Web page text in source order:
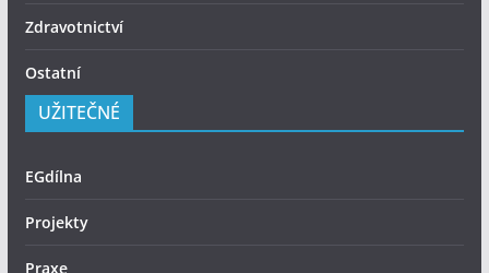
Zdravotnictví
Ostatní
UŽITEČNÉ
EGdílna
Projekty
Praxe